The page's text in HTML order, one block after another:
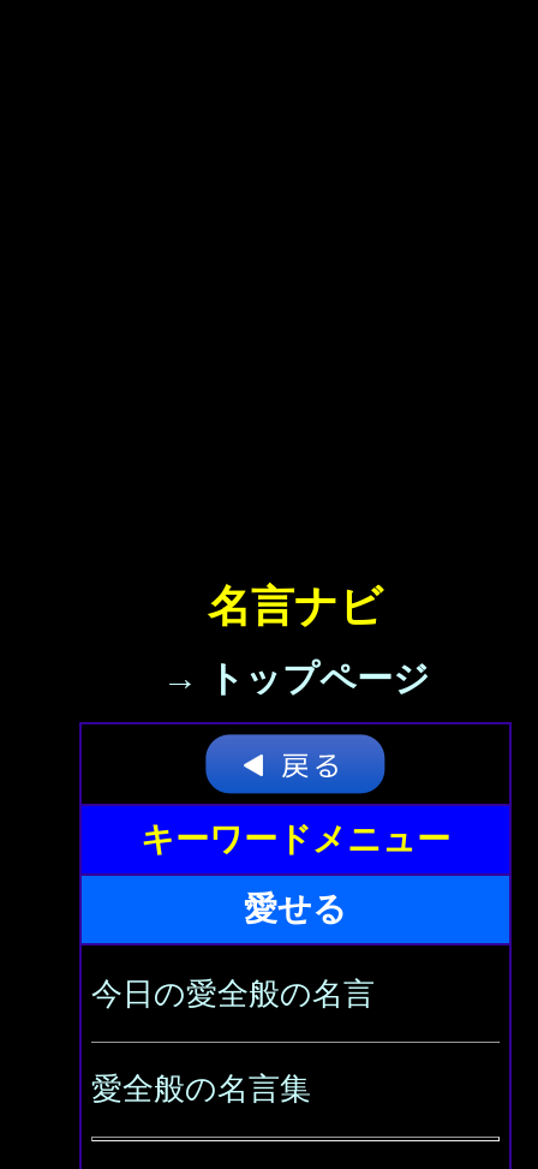
名言ナビ
→ トップページ
キーワードメニュー
愛せる
今日の愛全般の名言
愛全般の名言集